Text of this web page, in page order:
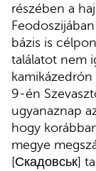
részében a
bázis is
találatot nem
9-én
ugyanaznap
hogy
megye
[Скадовськ]